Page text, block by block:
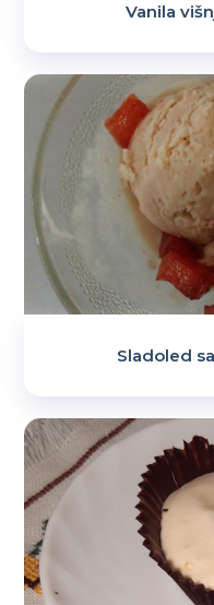
Vanila
Sladoled